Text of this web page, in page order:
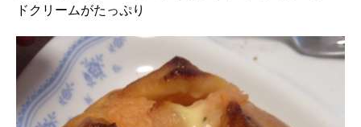
ドクリームがたっぷり